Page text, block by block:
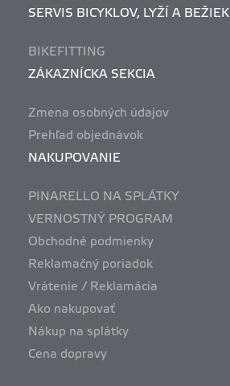
SERVIS BICYKLOV, LYŽÍ A BEŽIEK
BIKEFITTING
ZÁKAZNÍCKA SEKCIA
Zmena osobných údajov
Prehľad objednávok
NAKUPOVANIE
PINARELLO NA SPLÁTKY
VERNOSTNÝ PROGRAM
Obchodné podmienky
Reklamačný poriadok
Vrátenie / Reklamácia
Ako nakupovať
Nákup na splátky
Cena dopravy